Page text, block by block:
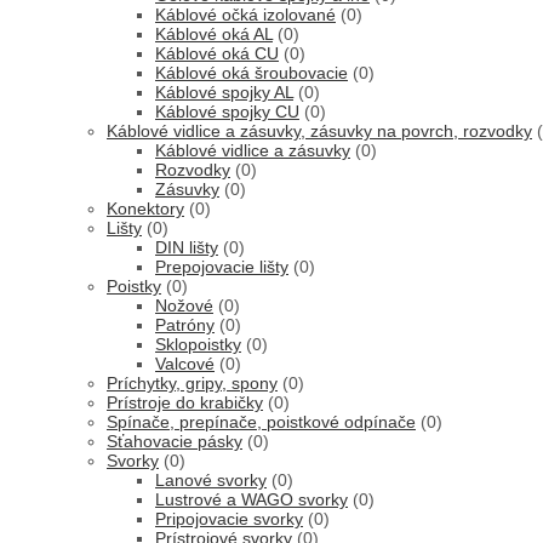
Káblové očká izolované (0)
Káblové oká AL (0)
Káblové oká CU (0)
Káblové oká šroubovacie (0)
Káblové spojky AL (0)
Káblové spojky CU (0)
Káblové vidlice a zásuvky, zásuvky na povrch, rozvodky
Káblové vidlice a zásuvky (0)
Rozvodky (0)
Zásuvky (0)
Konektory (0)
Lišty (0)
DIN lišty (0)
Prepojovacie lišty (0)
Poistky (0)
Nožové (0)
Patróny (0)
Sklopoistky (0)
Valcové (0)
Príchytky, gripy, spony (0)
Prístroje do krabičky (0)
Spínače, prepínače, poistkové odpínače (0)
Sťahovacie pásky (0)
Svorky (0)
Lanové svorky (0)
Lustrové a WAGO svorky (0)
Pripojovacie svorky (0)
Prístrojové svorky (0)